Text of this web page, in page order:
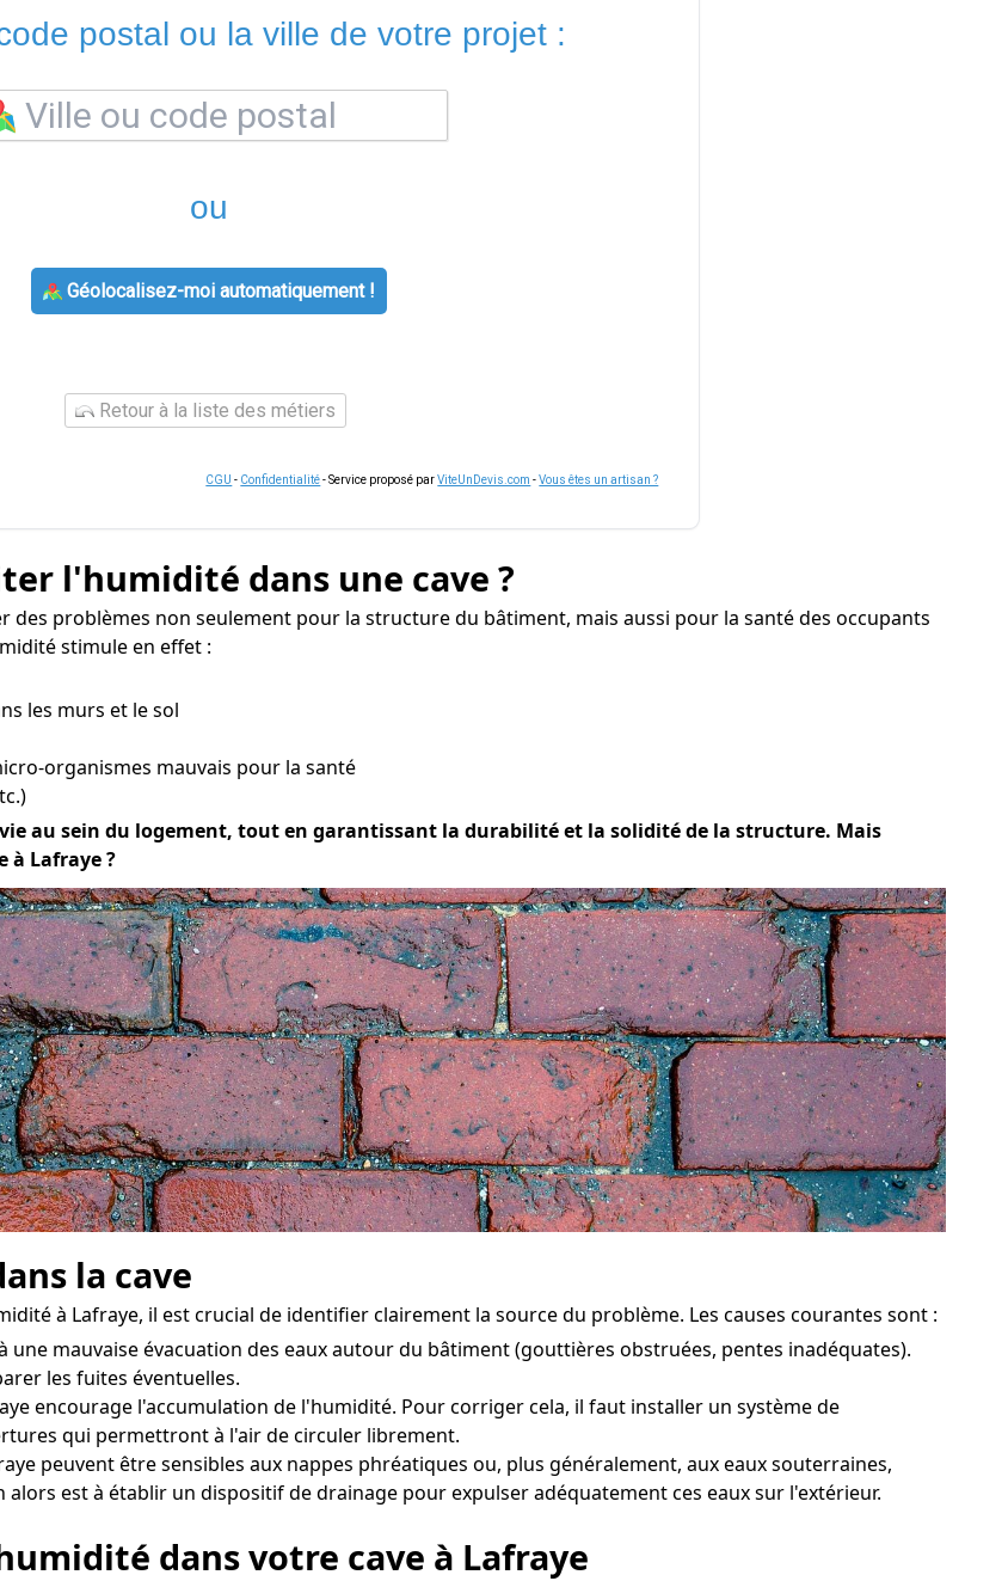
postal ou la ville de votre projet :
ou
Géolocalisez-moi automatiquement !
Retour à la liste des métiers
CGU - Confidentialité- Service proposé parViteUnDevis.com -Vous êtes un artisan ?
l'humidité dans une cave ?
des problèmes non seulement pour la structure du bâtiment, mais aussi pour la santé des occupants
stimule en effet :
les murs et le sol
organismes mauvais pour la santé
au sein du logement, tout en garantissant la durabilité et la solidité de la structure. Mais
à Lafraye ?
la cave
à Lafraye, il est crucial de identifier clairement la source du problème. Les causes courantes sont :
une mauvaise évacuation des eaux autour du bâtiment (gouttières obstruées, pentes inadéquates).
les fuites éventuelles.
encourage l'accumulation de l'humidité. Pour corriger cela, il faut installer un système de
qui permettront à l'air de circuler librement.
peuvent être sensibles aux nappes phréatiques ou, plus généralement, aux eaux souterraines,
est à établir un dispositif de drainage pour expulser adéquatement ces eaux sur l'extérieur.
dans votre cave à Lafraye